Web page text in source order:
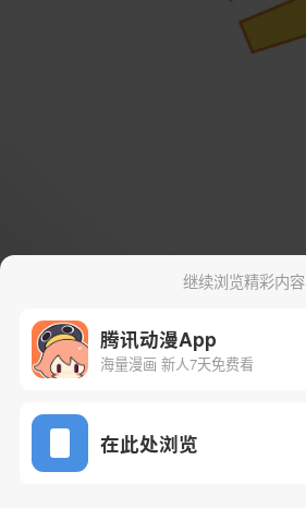
继续浏览精彩内容
腾讯动漫App
海量漫画 新人7天免费看
在此处浏览